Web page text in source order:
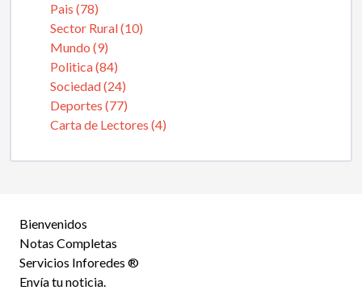
Pais (78)
Sector Rural (10)
Mundo (9)
Politica (84)
Sociedad (24)
Deportes (77)
Carta de Lectores (4)
Bienvenidos
Notas Completas
Servicios Inforedes ®
Envía tu noticia.